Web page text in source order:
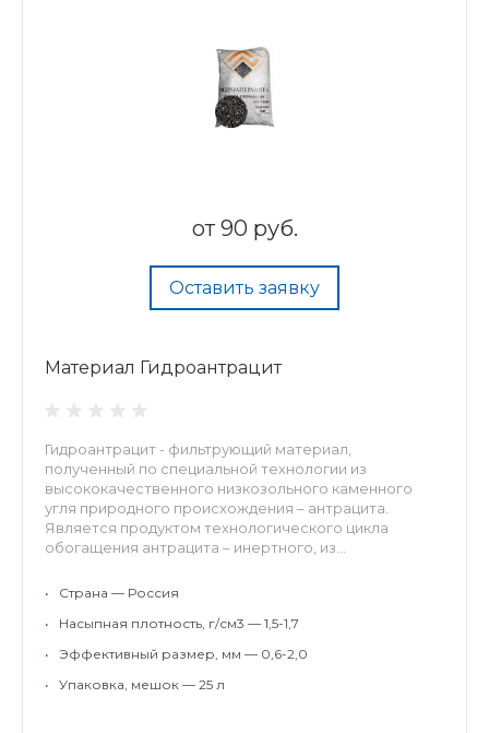
от 90 руб.
Оставить заявку
Материал Гидроантрацит
Гидроантрацит - фильтрующий материал,
полученный по специальной технологии из
высококачественного низкозольного каменного
угля природного происхождения – антрацита.
Является продуктом технологического цикла
обогащения антрацита – инертного, из...
•
Страна — Россия
•
Насыпная плотность, г/см3 — 1,5-1,7
•
Эффективный размер, мм — 0,6-2,0
•
Упаковка, мешок — 25 л